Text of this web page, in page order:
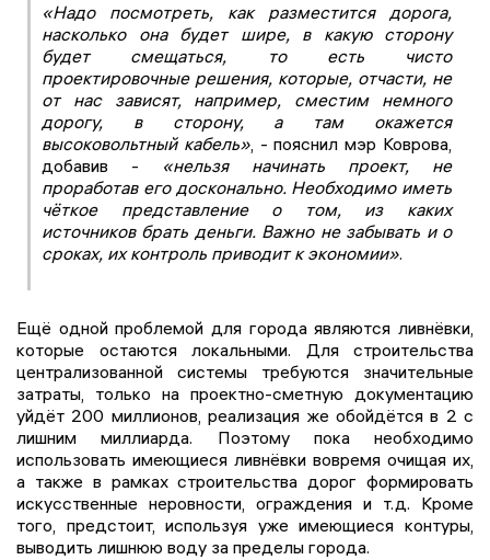
«Надо посмотреть, как разместится дорога,
насколько она будет шире, в какую сторону
будет смещаться, то есть чисто
проектировочные решения, которые, отчасти, не
от нас зависят, например, сместим немного
дорогу, в сторону, а там окажется
высоковольтный кабель», - пояснил мэр Коврова,
добавив - «нельзя начинать проект, не
проработав его досконально. Необходимо иметь
чёткое представление о том, из каких
источников брать деньги. Важно не забывать и о
сроках, их контроль приводит к экономии».
Ещё одной проблемой для города являются ливнёвки,
которые остаются локальными. Для строительства
централизованной системы требуются значительные
затраты, только на проектно-сметную документацию
уйдёт 200 миллионов, реализация же обойдётся в 2 с
лишним миллиарда. Поэтому пока необходимо
использовать имеющиеся ливнёвки вовремя очищая их,
а также в рамках строительства дорог формировать
искусственные неровности, ограждения и т.д. Кроме
того, предстоит, используя уже имеющиеся контуры,
выводить лишнюю воду за пределы города.